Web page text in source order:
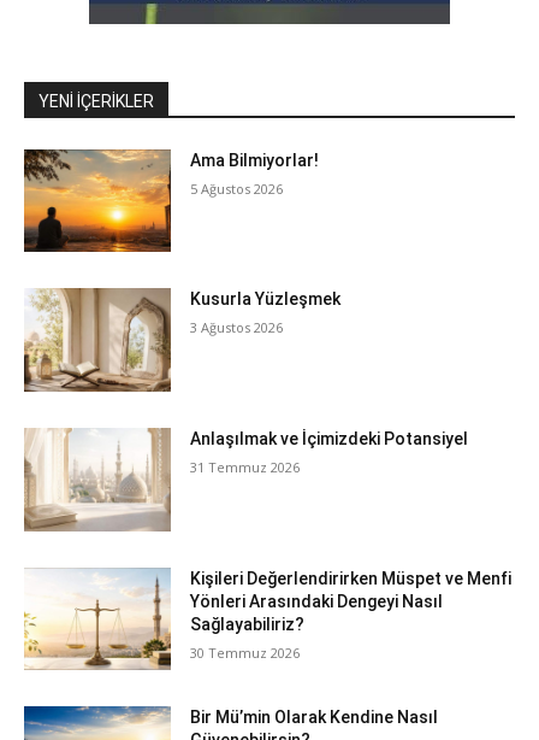
YENI İÇERIKLER
Ama Bilmiyorlar!
5 Ağustos 2026
Kusurla Yüzleşmek
3 Ağustos 2026
Anlaşılmak ve İçimizdeki Potansiyel
31 Temmuz 2026
Kişileri Değerlendirirken Müspet ve Menfi
Yönleri Arasındaki Dengeyi Nasıl
Sağlayabiliriz?
30 Temmuz 2026
Bir Mü’min Olarak Kendine Nasıl